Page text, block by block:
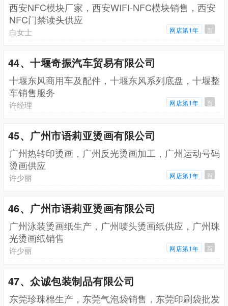
西安NFC模块厂家，西安WIFI-NFC模块销售，西安
NFC门禁读头供应
白女士 网店第1年 百
44、十堰奇振汽车贸易有限公司
十堰东风商用车及配件，十堰东风系列底盘，十堰整
车销售服务
许经理 网店第1年 百
45、广州市语莉亚烫画有限公司
广州热转印烫画，广州反光烫画加工，广州运动号码
烫画供应
许少丽 网店第1年 百
46、广州市语莉亚烫画有限公司
广州泳装烫画纸生产，广州唛头烫画纸供应，广州珠
光烫画纸销售
许少丽 网店第1年 百
47、众诚包装制品有限公司
东莞珍珠棉生产，东莞气泡袋销售，东莞印刷袋批发